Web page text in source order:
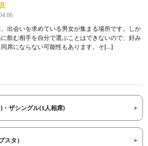
出会いを求めている男女が集まる場所です。しか
に飲む相手を自分で選ぶことはできないので、好み
席にならない可能性もあります。そ[…]
・ザシングル(1人相席)
スタ）